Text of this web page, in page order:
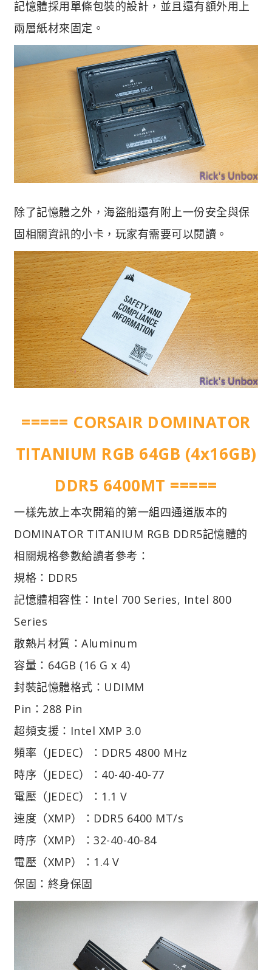
記憶體採用單條包裝的設計，並且還有額外用上
兩層紙材來固定。
除了記憶體之外，海盜船還有附上一份安全與保
固相關資訊的小卡，玩家有需要可以閱讀。
===== CORSAIR DOMINATOR
TITANIUM RGB 64GB (4x16GB)
DDR5 6400MT =====
一樣先放上本次開箱的第一組四通道版本的
DOMINATOR TITANIUM RGB DDR5記憶體的
相關規格參數給讀者參考：
規格：DDR5
記憶體相容性：Intel 700 Series, Intel 800
Series
散熱片材質：Aluminum
容量：64GB (16 G x 4)
封裝記憶體格式：UDIMM
Pin：288 Pin
超頻支援：Intel XMP 3.0
頻率（JEDEC）：DDR5 4800 MHz
時序（JEDEC）：40-40-40-77
電壓（JEDEC）：1.1 V
速度（XMP）：DDR5 6400 MT/s
時序（XMP）：32-40-40-84
電壓（XMP）：1.4 V
保固：終身保固